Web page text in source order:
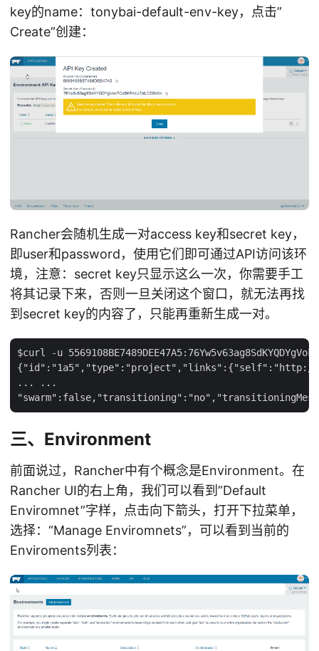
key的name：tonybai-default-env-key，点击”
Create”创建：
Rancher会随机生成一对access key和secret key，
即user和password，使用它们即可通过API访问该环
境，注意：secret key只显示这么一次，你需要手工
将其记录下来，否则一旦关闭这个窗口，就无法再找
到secret key的内容了，只能再重新生成一对。
$curl -u
{"id":"1a5","type":"project","links":{"self":"http://
... ...
三、Environment
前面说过，Rancher中有个概念是Environment。在
Rancher UI的右上角，我们可以看到”Default
Enviromnet”字样，点击向下箭头，打开下拉菜单，
选择：“Manage Enviromnets”，可以看到当前的
Enviroments列表：